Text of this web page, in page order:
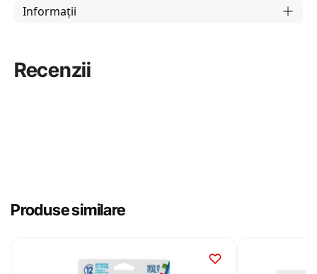
Informații
Recenzii
Produse similare